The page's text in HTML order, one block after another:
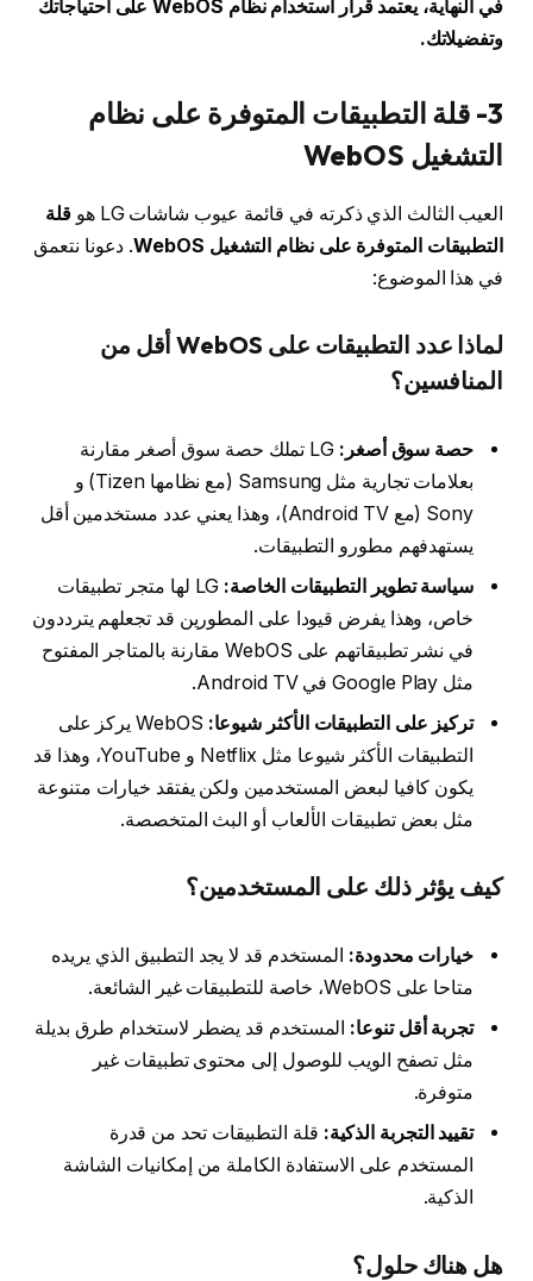
في النهاية، يعتمد قرار استخدام نظام WebOS على احتياجاتك
وتفضيلاتك.
3- قلة التطبيقات المتوفرة على نظام
التشغيل WebOS
العيب الثالث الذي ذكرته في قائمة عيوب شاشات LG هو
قلة
التطبيقات المتوفرة على نظام التشغيل WebOS
. دعونا نتعمق
في هذا الموضوع:
لماذا عدد التطبيقات على WebOS أقل من
المنافسين؟
حصة سوق أصغر:
LG تملك حصة سوق أصغر مقارنة
بعلامات تجارية مثل Samsung (مع نظامها Tizen) و
Sony (مع Android TV)، وهذا يعني عدد مستخدمين أقل
يستهدفهم مطورو التطبيقات.
سياسة تطوير التطبيقات الخاصة:
LG لها متجر تطبيقات
خاص، وهذا يفرض قيودا على المطورين قد تجعلهم يترددون
في نشر تطبيقاتهم على WebOS مقارنة بالمتاجر المفتوح
مثل Google Play في Android TV.
تركيز على التطبيقات الأكثر شيوعا:
WebOS يركز على
التطبيقات الأكثر شيوعا مثل Netflix و YouTube، وهذا قد
يكون كافيا لبعض المستخدمين ولكن يفتقد خيارات متنوعة
مثل بعض تطبيقات الألعاب أو البث المتخصصة.
كيف يؤثر ذلك على المستخدمين؟
خيارات محدودة: المستخدم قد لا يجد التطبيق الذي يريده
متاحا على WebOS، خاصة للتطبيقات غير الشائعة.
تجربة أقل تنوعا: المستخدم قد يضطر لاستخدام طرق بديلة
مثل تصفح الويب للوصول إلى محتوى تطبيقات غير
متوفرة.
تقييد التجربة الذكية: قلة التطبيقات تحد من قدرة
المستخدم على الاستفادة الكاملة من إمكانيات الشاشة
الذكية.
هل هناك حلول؟